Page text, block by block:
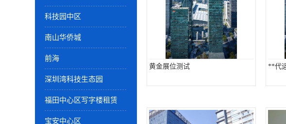
科技园中区
南山华侨城
前海
深圳湾科技生态园
福田中心区写字楼租赁
宝安中心区
黄金展位测试 **代